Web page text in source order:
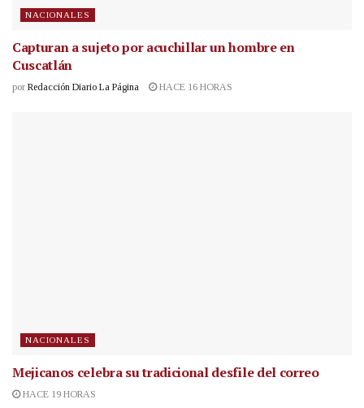
NACIONALES
Capturan a sujeto por acuchillar un hombre en
Cuscatlán
por Redacción Diario La Página HACE 16 HORAS
NACIONALES
Mejicanos celebra su tradicional desfile del correo
HACE 19 HORAS